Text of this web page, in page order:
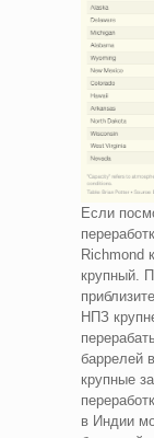
Если
Richmond
крупный.
НПЗ
баррелей
крупные
в Индии